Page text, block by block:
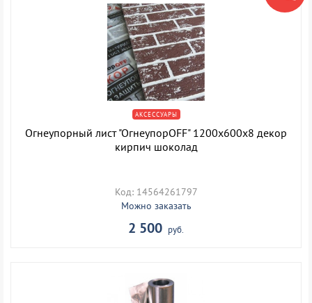
АКСЕССУАРЫ
Огнеупорный лист "ОгнеупорOFF" 1200х600х8 декор
кирпич шоколад
Код: 14564261797
Можно заказать
2 500 руб.